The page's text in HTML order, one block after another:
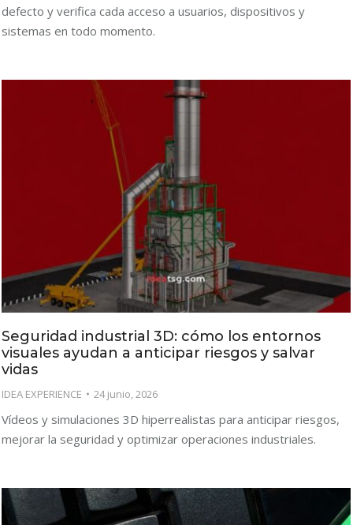
defecto y verifica cada acceso a usuarios, dispositivos y
sistemas en todo momento.
Seguridad industrial 3D: cómo los entornos
visuales ayudan a anticipar riesgos y salvar
vidas
IDEA EXPERIENCE 24 junio, 2026
Vídeos y simulaciones 3D hiperrealistas para anticipar riesgos,
mejorar la seguridad y optimizar operaciones industriales.